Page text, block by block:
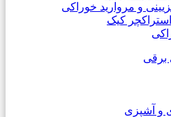
و مروارید خوراکی
کیک
برقی
و آشپزی